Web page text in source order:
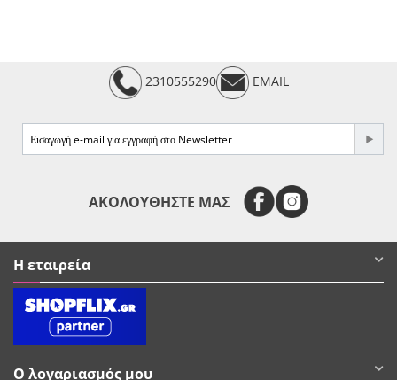
2310555290 EMAIL
ΑΚΟΛΟΥΘΗΣΤΕ ΜΑΣ
Η εταιρεία
Ο λογαριασμός μου